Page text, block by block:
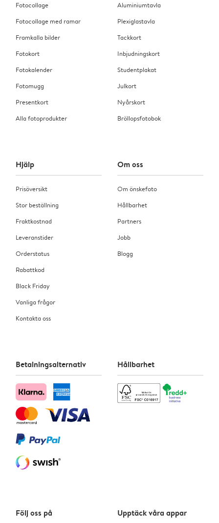
Fotocollage
Fotocollage med ramar
Framkalla bilder
Fotokort
Fotokalender
Fotomugg
Presentkort
Alla fotoprodukter
Aluminiumtavla
Plexiglastavla
Tackkort
Inbjudningskort
Studentplakat
Julkort
Nyårskort
Bröllopsfotobok
Hjälp
Prisöversikt
Stor beställning
Fraktkostnad
Leveranstider
Orderstatus
Rabattkod
Black Friday
Vanliga frågor
Kontakta oss
Om oss
Om önskefoto
Hållbarhet
Partners
Jobb
Blogg
Betalningsalternativ Hållbarhet
Följ oss på Upptäck våra appar